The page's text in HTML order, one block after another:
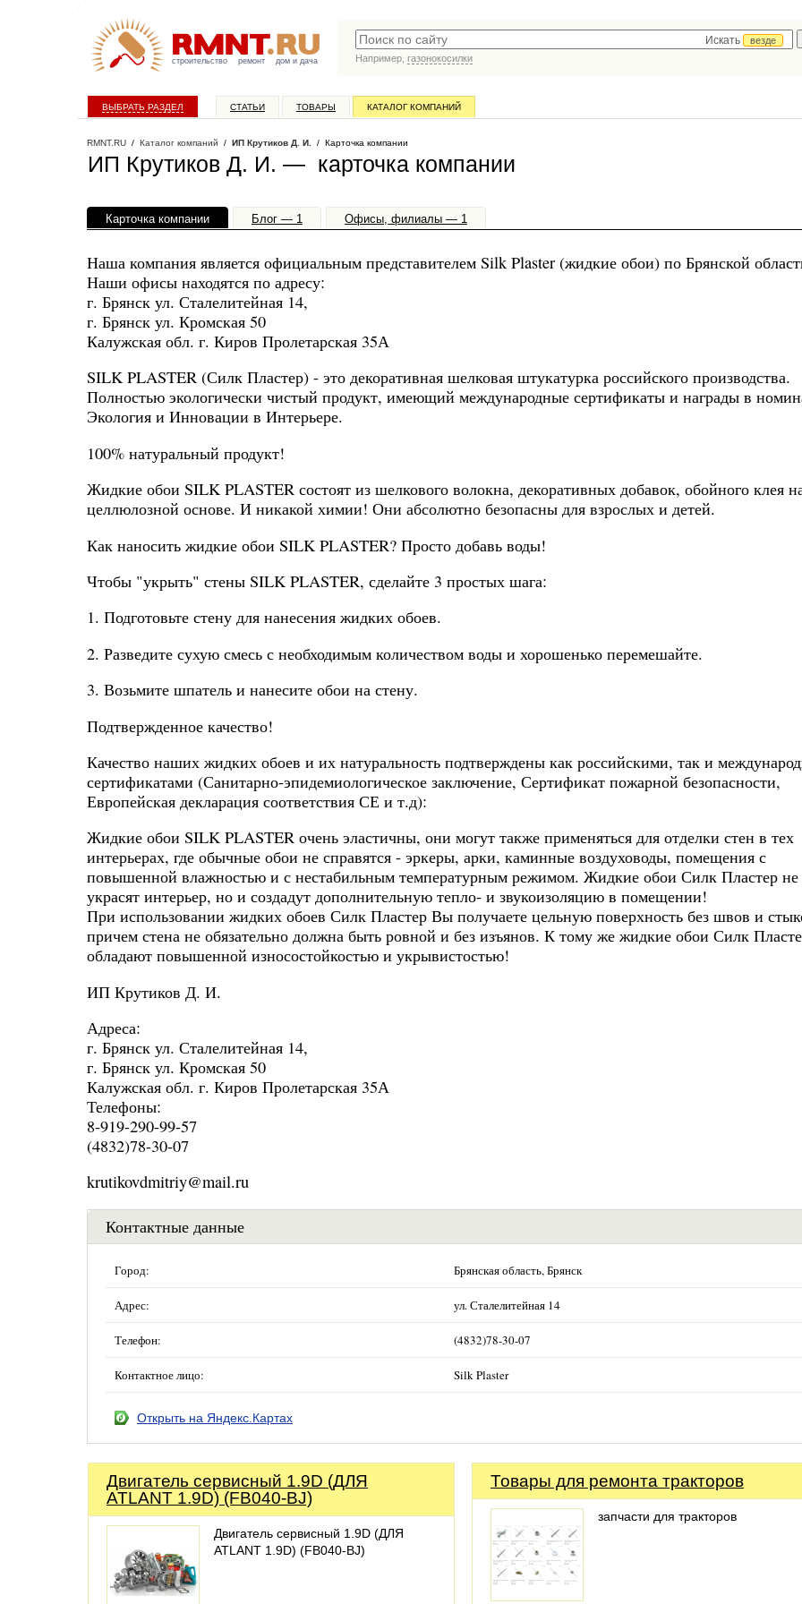
строительство ремонт дом и дача
Искать
везде
Например, газонокосилки
ВЫБРАТЬ РАЗДЕЛ СТАТЬИ ТОВАРЫ КАТАЛОГ КОМПАНИЙ
RMNT.RU / Каталог компаний / ИП Крутиков Д. И. / Карточка компании
ИП Крутиков Д. И. — карточка компании
Карточка компании Блог — 1 Офисы, филиалы — 1
Наша компания является официальным представителем Silk Plaster (жидкие обои) по Брянской
Наши офисы находятся по адресу:
г. Брянск ул. Сталелитейная 14,
г. Брянск ул. Кромская 50
Калужская обл. г. Киров Пролетарская 35А
SILK PLASTER (Силк Пластер) - это декоративная шелковая штукатурка российского производства.
Полностью экологически чистый продукт, имеющий международные сертификаты и награды в
Экология и Инновации в Интерьере.
100% натуральный продукт!
Жидкие обои SILK PLASTER состоят из шелкового волокна, декоративных добавок, обойного клея
целлюлозной основе. И никакой химии! Они абсолютно безопасны для взрослых и детей.
Как наносить жидкие обои SILK PLASTER? Просто добавь воды!
Чтобы "укрыть" стены SILK PLASTER, сделайте 3 простых шага:
1. Подготовьте стену для нанесения жидких обоев.
2. Разведите сухую смесь с необходимым количеством воды и хорошенько перемешайте.
3. Возьмите шпатель и нанесите обои на стену.
Подтвержденное качество!
Качество наших жидких обоев и их натуральность подтверждены как российскими, так и
сертификатами (Санитарно-эпидемиологическое заключение, Сертификат пожарной безопасности,
Европейская декларация соответствия СЕ и т.д):
Жидкие обои SILK PLASTER очень эластичны, они могут также применяться для отделки стен в тех
интерьерах, где обычные обои не справятся - эркеры, арки, каминные воздуховоды, помещения с
повышенной влажностью и с нестабильным температурным режимом. Жидкие обои Силк Пластер не
украсят интерьер, но и создадут дополнительную тепло- и звукоизоляцию в помещении!
При использовании жидких обоев Силк Пластер Вы получаете цельную поверхность без швов и
причем стена не обязательно должна быть ровной и без изъянов. К тому же жидкие обои Силк
обладают повышенной износостойкостью и укрывистостью!
ИП Крутиков Д. И.
Адреса:
г. Брянск ул. Сталелитейная 14,
г. Брянск ул. Кромская 50
Калужская обл. г. Киров Пролетарская 35А
Телефоны:
8-919-290-99-57
(4832)78-30-07
krutikovdmitriy@mail.ru
Контактные данные
Город: Брянская область, Брянск
Адрес: ул. Сталелитейная 14
Телефон: (4832)78-30-07
Контактное лицо: Silk Plaster
Открыть на Яндекс.Картах
Двигатель сервисный 1.9D (ДЛЯ
ATLANT 1.9D) (FB040-BJ)
Двигатель сервисный 1.9D (ДЛЯ
ATLANT 1.9D) (FB040-BJ)
Товары для ремонта тракторов
запчасти для тракторов